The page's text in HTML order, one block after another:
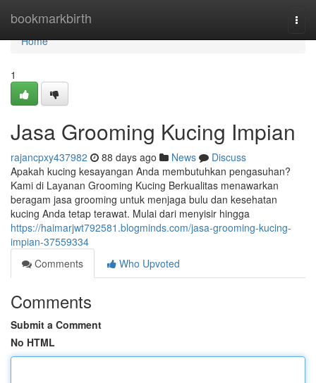
bookmarkbirth
Home
Home
1
Jasa Grooming Kucing Impian
rajancpxy437982 88 days ago News
Discuss
Apakah kucing kesayangan Anda membutuhkan pengasuhan?
Kami di Layanan Grooming Kucing Berkualitas menawarkan
beragam jasa grooming untuk menjaga bulu dan kesehatan
kucing Anda tetap terawat. Mulai dari menyisir hingga
https://haimarjwt792581.blogminds.com/jasa-grooming-kucing-
impian-37559334
Comments
Who Upvoted
Comments
Submit a Comment
No HTML